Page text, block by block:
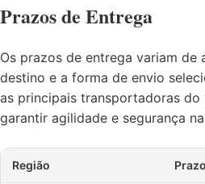
Prazos de Entrega
Os prazos de entrega variam
destino e a forma de envio
as principais transportadoras do
garantir agilidade e segurança
Região